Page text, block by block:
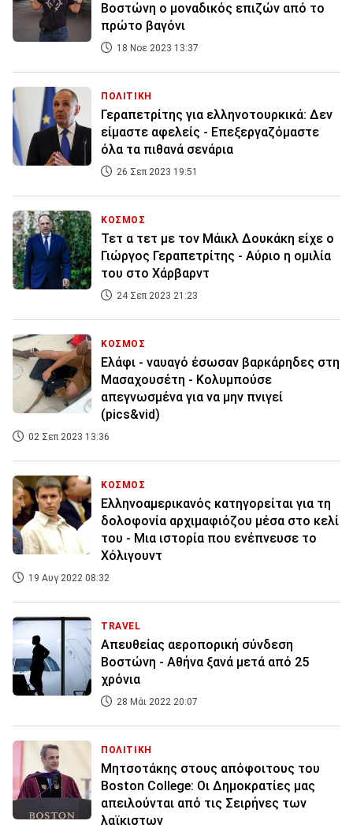
Βοστώνη ο μοναδικός επιζών από το
πρώτο βαγόνι
18 Νοε 2023 13:37
ΠΟΛΙΤΙΚΗ
Γεραπετρίτης για ελληνοτουρκικά: Δεν
είμαστε αφελείς - Επεξεργαζόμαστε
όλα τα πιθανά σενάρια
26 Σεπ 2023 19:51
ΚΟΣΜΟΣ
Τετ α τετ με τον Μάικλ Δουκάκη είχε ο
Γιώργος Γεραπετρίτης - Αύριο η ομιλία
του στο Χάρβαρντ
24 Σεπ 2023 21:23
ΚΟΣΜΟΣ
Ελάφι - ναυαγό έσωσαν βαρκάρηδες στη
Μασαχουσέτη - Κολυμπούσε
απεγνωσμένα για να μην πνιγεί
(pics&vid)
02 Σεπ 2023 13:36
ΚΟΣΜΟΣ
Ελληνοαμερικανός κατηγορείται για τη
δολοφονία αρχιμαφιόζου μέσα στο κελί
του - Μια ιστορία που ενέπνευσε το
Χόλιγουντ
19 Αυγ 2022 08:32
TRAVEL
Απευθείας αεροπορική σύνδεση
Βοστώνη - Αθήνα ξανά μετά από 25
χρόνια
28 Μάι 2022 20:07
ΠΟΛΙΤΙΚΗ
Μητσοτάκης στους απόφοιτους του
Boston College: Οι Δημοκρατίες μας
απειλούνται από τις Σειρήνες των
λαϊκιστων